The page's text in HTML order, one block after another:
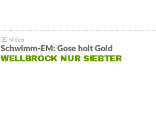
Schwimm-EM: Gose holt Gold
WELLBROCK NUR SIEBTER